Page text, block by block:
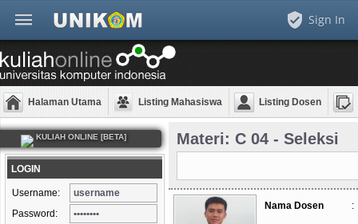
Sign In
Halaman Utama Listing Mahasiswa Listing Dosen
KULIAH ONLINE [BETA]
LOGIN
Username:
Password:
Materi: C 04 - Seleksi
Nama Dosen :